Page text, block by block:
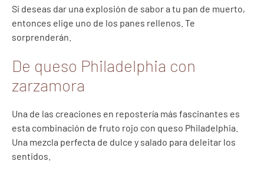
Si deseas dar una explosión de sabor a tu pan de muerto,
entonces elige uno de los panes rellenos. Te
sorprenderán.
De queso Philadelphia con
zarzamora
Una de las creaciones en repostería más fascinantes es
esta combinación de fruto rojo con queso Philadelphia.
Una mezcla perfecta de dulce y salado para deleitar los
sentidos.